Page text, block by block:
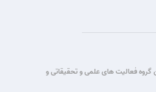
کاری و اجتماعی این گروه فعالیت های علمی و تحقیقاتی و